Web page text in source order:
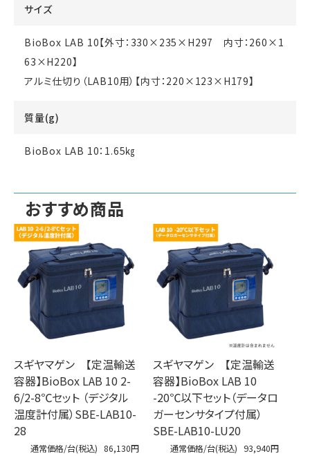
サイズ
BioBox LAB 10【外寸：330×235×H297 内寸：260×1
63×H220】
アルミ仕切り（LAB10用）【内寸：220×123×H179】
質量(g)
BioBox LAB 10：1.65㎏
おすすめ商品
スギヤマゲン 【定温輸送
容器】BioBox LAB 10 2-
6/2-8℃セット （デジタル
温度計付属）SBE-LAB10-
28
通常価格/台(税込) 86,130円
スギヤマゲン 【定温輸送
容器】BioBox LAB 10
-20℃以下セット（データロ
ガーセンサタイプ付属）
SBE-LAB10-LU20
通常価格/台(税込) 93,940円